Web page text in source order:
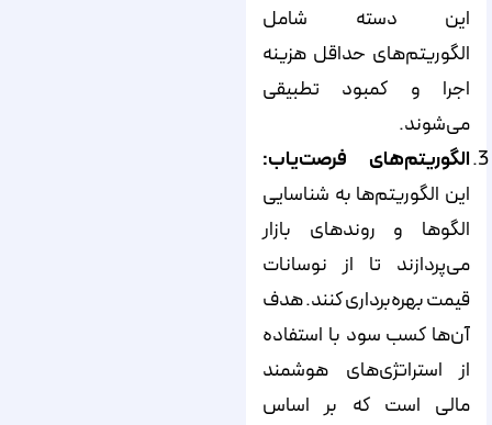
این دسته شامل
الگوریتم‌های حداقل هزینه
اجرا و کمبود تطبیقی
می‌شوند.
الگوریتم‌های فرصت‌یاب:
این الگوریتم‌ها به شناسایی
الگوها و روندهای بازار
می‌پردازند تا از نوسانات
قیمت بهره‌برداری کنند. هدف
آن‌ها کسب سود با استفاده
از استراتژی‌های هوشمند
مالی است که بر اساس